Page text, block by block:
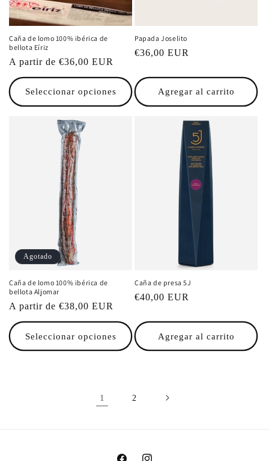
Caña de lomo 100% ibérica de
bellota Eíriz
Precio
habitual
A partir de €36,00 EUR
Seleccionar opciones
Papada Joselito
Precio
€36,00 EUR
Agregar al carrito
Agotado
Caña de lomo 100% ibérica de
bellota Aljomar
Precio
habitual
A partir de €38,00 EUR
Seleccionar opciones
Caña de presa 5J
Precio
€40,00 EUR
Agregar al carrito
1 2